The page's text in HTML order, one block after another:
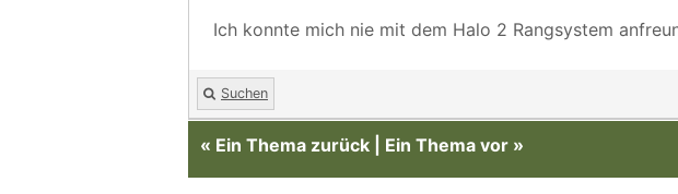
Ich konnte mich nie mit dem Halo 2 Rangsystem
Suchen
« Ein Thema zurück Ein Thema vor »